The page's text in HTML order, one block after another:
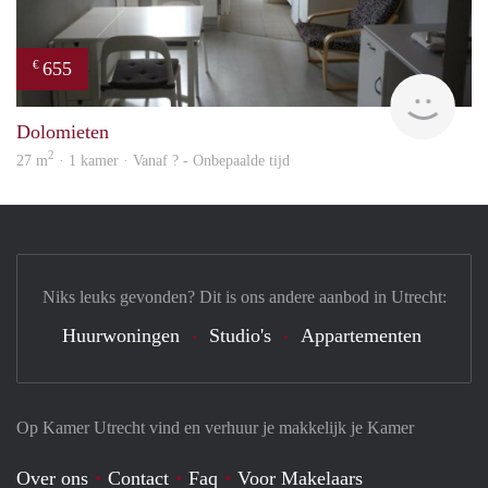
€ 655
Dolomieten
27 m2 · 1 kamer · Vanaf ? - Onbepaalde tijd
Op Kamer Utrecht vind en verhuur je makkelijk je Kamer
Over ons Contact Faq Voor Makelaars
Niks leuks gevonden? Dit is ons andere aanbod in Utrecht:
Huurwoningen Studio's Appartementen